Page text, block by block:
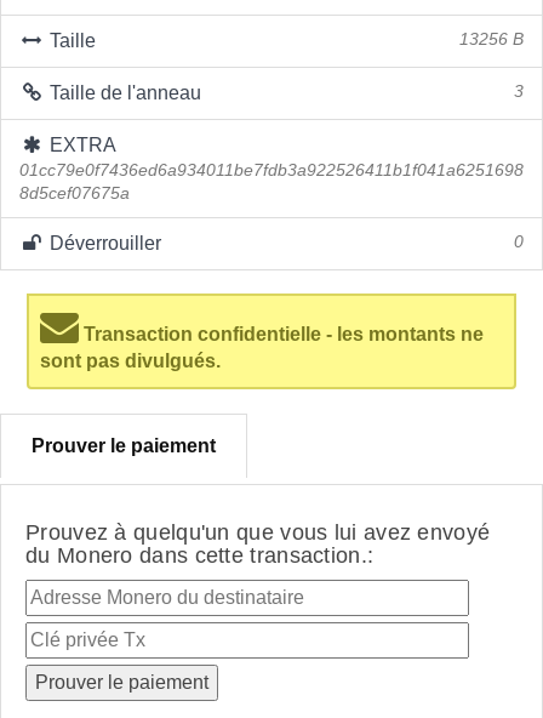
Taille 13256 B
Taille de l'anneau 3
EXTRA
01cc79e0f7436ed6a934011be7fdb3a922526411b1f041a6251698
8d5cef07675a
Déverrouiller 0
Transaction confidentielle - les montants ne
sont pas divulgués.
Prouver le paiement
Prouvez à quelqu'un que vous lui avez envoyé
du Monero dans cette transaction.: